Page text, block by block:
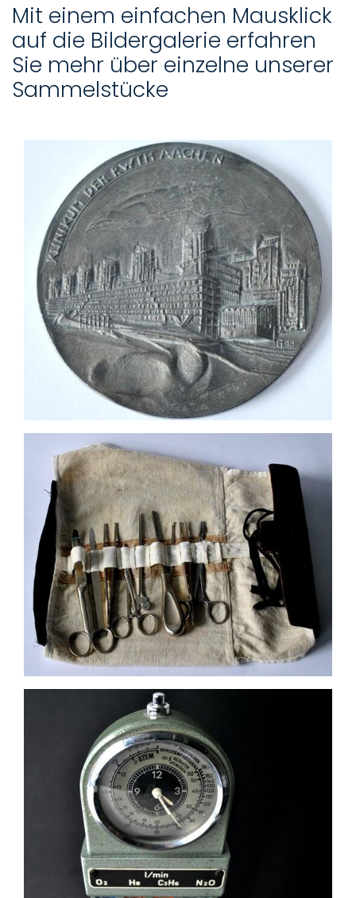
Mit einem einfachen Mausklick
auf die Bildergalerie erfahren
Sie mehr über einzelne unserer
Sammelstücke